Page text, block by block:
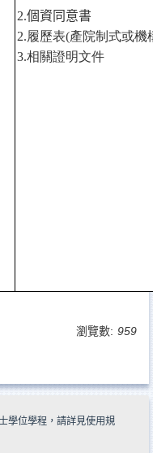
2.個資同意書
2.履歷表(產院制式或機
3.相關證明文件
瀏覽數: 959
學位學程，請詳見使用規